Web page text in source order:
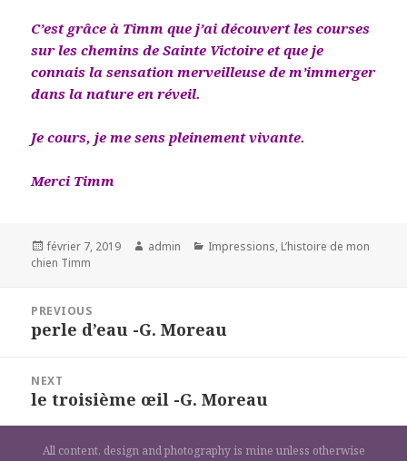
C’est grâce à Timm que j’ai découvert les courses
sur les chemins de Sainte Victoire et que je
connais la sensation merveilleuse de m’immerger
dans la nature en réveil.
Je cours, je me sens pleinement vivante.
Merci Timm
Posted
on
février 7, 2019 Author
admin Categories
Impressions, L’histoire de mon
chien Timm
l’article
PREVIOUS
Previous
perle d’eau -G. Moreau
NEXT
Next
le troisième œil -G. Moreau
All content, design and photography is mine unless otherwise